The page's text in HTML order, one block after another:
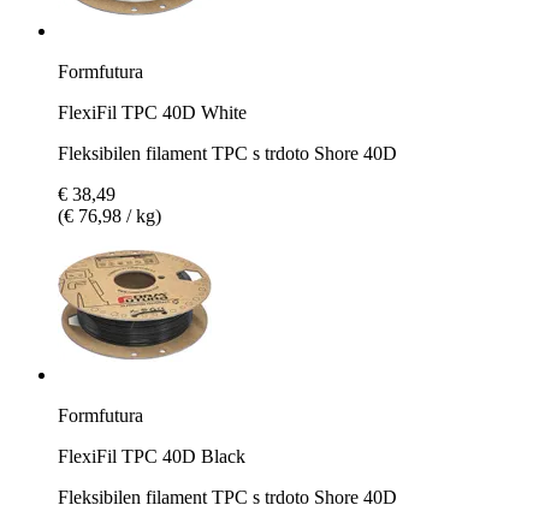
Formfutura
FlexiFil TPC 40D White
Fleksibilen filament TPC s trdoto Shore 40D
€ 38,49
(€ 76,98 / kg)
Formfutura
FlexiFil TPC 40D Black
Fleksibilen filament TPC s trdoto Shore 40D